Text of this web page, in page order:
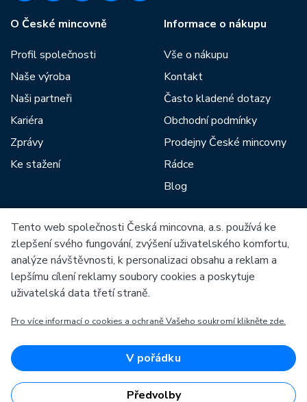
O České mincovně
Profil společnosti
Naše výroba
Naši partneři
Kariéra
Zprávy
Ke stažení
Informace o nákupu
Vše o nákupu
Kontakt
Často kladené dotazy
Obchodní podmínky
Prodejny České mincovny
Rádce
Blog
Mezi naše partnery patří:
Evropská unie
OP Podnikání a inovace pro konkurenceschopnost
Evropský fond pro regionální rozvoj
Tento web společnosti Česká mincovna, a.s. používá ke
zlepšení svého fungování, zvýšení uživatelského komfortu,
analýze návštěvnosti, k personalizaci obsahu a reklam a
lepšímu cílení reklamy soubory cookies a poskytuje
uživatelská data třetí straně.
Pro více informací o cookies a ochraně Vašeho soukromí klikněte zde.
V pořádku
Předvolby